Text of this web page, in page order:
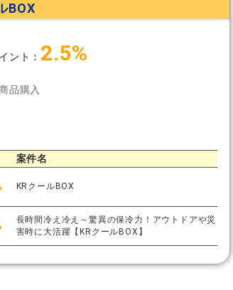
BOX
ント： 2.5%
品購入
案件名
KRクールBOX
長時間冷え冷え～驚異の保冷力！アウトドアや災
害時に大活躍【KRクールBOX】